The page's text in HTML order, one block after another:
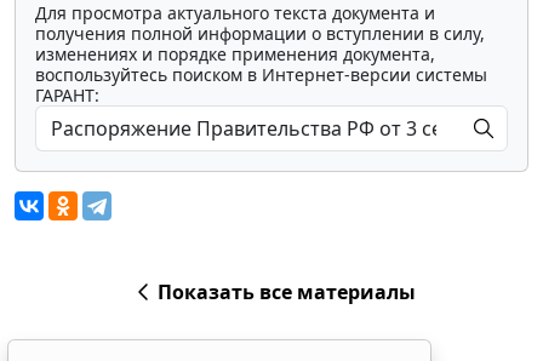
Для просмотра актуального текста документа и
получения полной информации о вступлении в силу,
изменениях и порядке применения документа,
воспользуйтесь поиском в Интернет-версии системы
ГАРАНТ:
Показать все материалы